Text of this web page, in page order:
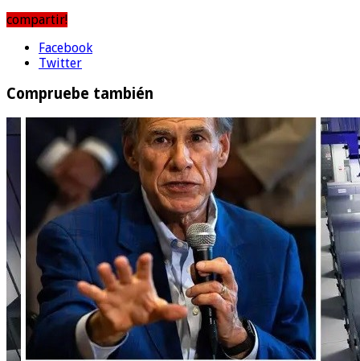
compartir!
Facebook
Twitter
Compruebe también